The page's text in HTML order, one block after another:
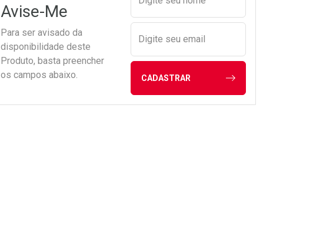
Avise-Me
Para ser avisado da
disponibilidade deste
Produto, basta preencher
os campos abaixo.
Digite seu email
CADASTRAR